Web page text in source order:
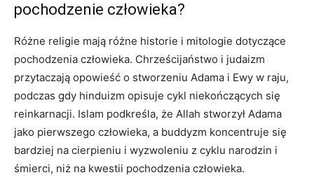
pochodzenie człowieka?
Różne religie mają różne historie i mitologie dotyczące
pochodzenia człowieka. Chrześcijaństwo i judaizm
przytaczają opowieść o stworzeniu Adama i Ewy w raju,
podczas gdy hinduizm opisuje cykl niekończących się
reinkarnacji. Islam podkreśla, że Allah stworzył Adama
jako pierwszego człowieka, a buddyzm koncentruje się
bardziej na cierpieniu i wyzwoleniu z cyklu narodzin i
śmierci, niż na kwestii pochodzenia człowieka.